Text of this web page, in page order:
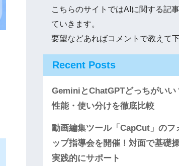
こちらのサイトではAIに関する記
ていきます。
要望などあればコメントで教えて下
Recent Posts
GeminiとChatGPTどっちがいい
性能・使い分けを徹底比較
動画編集ツール「CapCut」のフ
ップ指導会を開催！対面で基礎
実践的にサポート